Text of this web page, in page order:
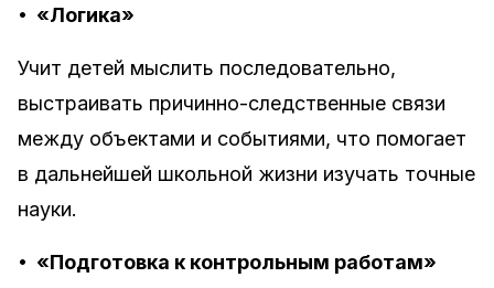
• «Логика»
Учит детей мыслить последовательно,
выстраивать причинно-следственные связи
между объектами и событиями, что помогает
в дальнейшей школьной жизни изучать точные
науки.
• «Подготовка к контрольным работам»